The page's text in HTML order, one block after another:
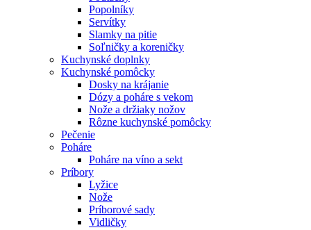
Popolníky
Servítky
Slamky na pitie
Soľničky a koreničky
Kuchynské doplnky
Kuchynské pomôcky
Dosky na krájanie
Dózy a poháre s vekom
Nože a držiaky nožov
Rôzne kuchynské pomôcky
Pečenie
Poháre
Poháre na víno a sekt
Príbory
Lyžice
Nože
Príborové sady
Vidličky